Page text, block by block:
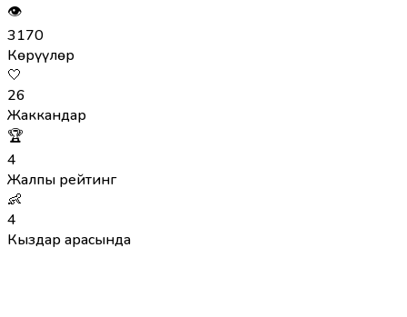
👁
3170
Көрүүлөр
🤍
26
Жаккандар
🏆
4
Жалпы рейтинг
👶
4
Кыздар арасында